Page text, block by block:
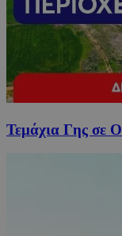
Τεμάχια Γης σε